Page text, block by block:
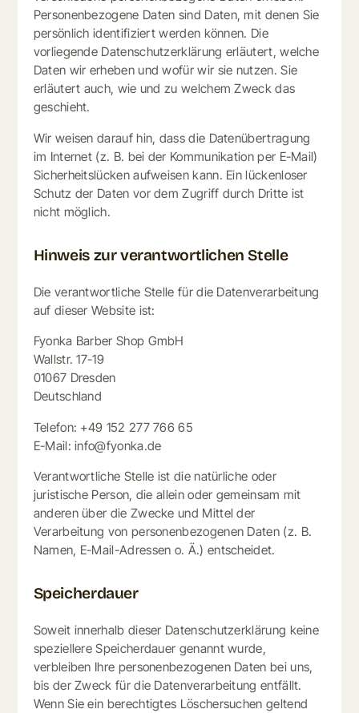
Personenbezogene Daten sind Daten, mit denen Sie
persönlich identifiziert werden können. Die
vorliegende Datenschutzerklärung erläutert, welche
Daten wir erheben und wofür wir sie nutzen. Sie
erläutert auch, wie und zu welchem Zweck das
geschieht.
Wir weisen darauf hin, dass die Datenübertragung
im Internet (z. B. bei der Kommunikation per E-Mail)
Sicherheitslücken aufweisen kann. Ein lückenloser
Schutz der Daten vor dem Zugriff durch Dritte ist
nicht möglich.
Hinweis zur verantwortlichen Stelle
Die verantwortliche Stelle für die Datenverarbeitung
auf dieser Website ist:
Fyonka Barber Shop GmbH
Wallstr. 17-19
01067 Dresden
Deutschland
Telefon: +49 152 277 766 65
E-Mail: info@fyonka.de
Verantwortliche Stelle ist die natürliche oder
juristische Person, die allein oder gemeinsam mit
anderen über die Zwecke und Mittel der
Verarbeitung von personenbezogenen Daten (z. B.
Namen, E-Mail-Adressen o. Ä.) entscheidet.
Speicherdauer
Soweit innerhalb dieser Datenschutzerklärung keine
speziellere Speicherdauer genannt wurde,
verbleiben Ihre personenbezogenen Daten bei uns,
bis der Zweck für die Datenverarbeitung entfällt.
Wenn Sie ein berechtigtes Löschersuchen geltend